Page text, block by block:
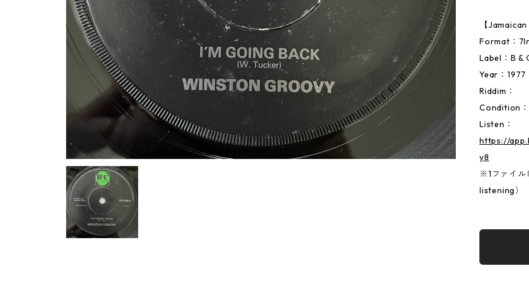
【
Format：
Label：B &
Year：1977
Riddim：
Condition：
Listen：
https://
y8
※1ファイ
listening）